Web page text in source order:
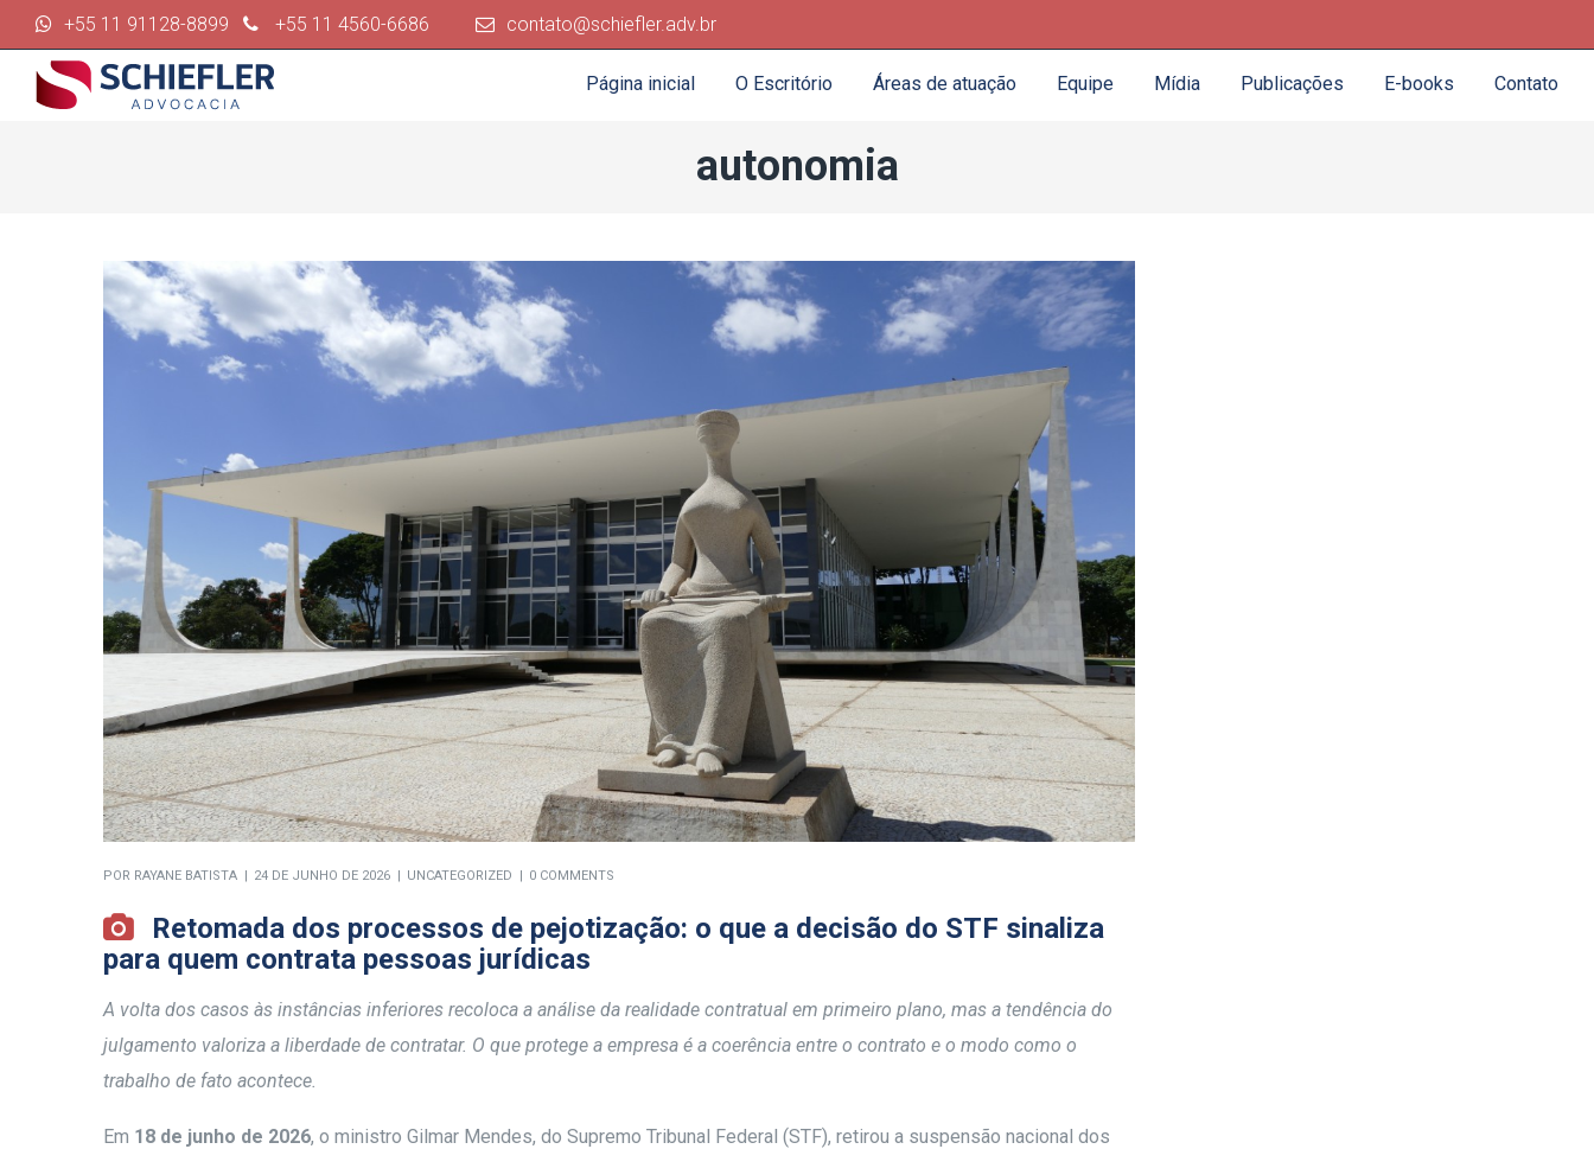
+55 11 91128-8899 +55 11 4560-6686 contato@schiefler.adv.br
Página inicial O Escritório Áreas de atuação Equipe Mídia Publicações E-books Contato
autonomia
POR RAYANE BATISTA 24 DE JUNHO DE 2026 UNCATEGORIZED 0 COMMENTS
Retomada dos processos de pejotização: o que a decisão do STF sinaliza
para quem contrata pessoas jurídicas
A volta dos casos às instâncias inferiores recoloca a análise da realidade contratual em primeiro plano, mas a tendência do
julgamento valoriza a liberdade de contratar. O que protege a empresa é a coerência entre o contrato e o modo como o
trabalho de fato acontece.
Em 18 de junho de 2026, o ministro Gilmar Mendes, do Supremo Tribunal Federal (STF), retirou a suspensão nacional dos